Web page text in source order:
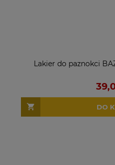
Lakier do paznokci
DO